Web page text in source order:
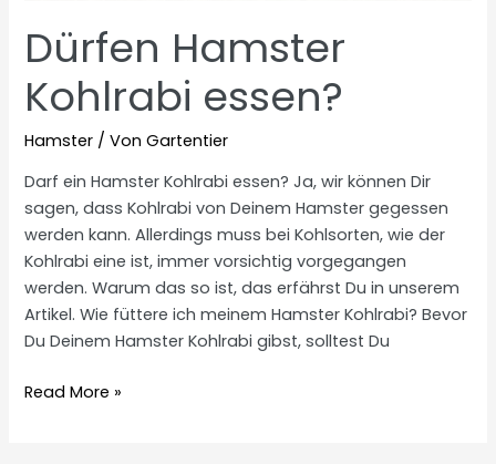
Dürfen Hamster
Kohlrabi essen?
Hamster / VonGartentier
Darf ein Hamster Kohlrabi essen? Ja, wir können Dir
sagen, dass Kohlrabi von Deinem Hamster gegessen
werden kann. Allerdings muss bei Kohlsorten, wie der
Kohlrabi eine ist, immer vorsichtig vorgegangen
werden. Warum das so ist, das erfährst Du in unserem
Artikel. Wie füttere ich meinem Hamster Kohlrabi? Bevor
Du Deinem Hamster Kohlrabi gibst, solltest Du
Dürfen
Read More »